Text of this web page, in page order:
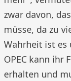
zwar davon,
müsse, da zu
Wahrheit ist es
OPEC kann ihr
erhalten und